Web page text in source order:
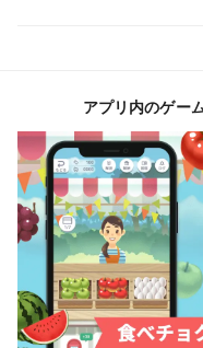
ため、通常の水耕栽
れます。また、魚の
薬・肥料は使用できま
🔶注意事項
農薬不使用で栽培し
な虫が残っている場合
出荷しておりますが、
アプリ内のゲー